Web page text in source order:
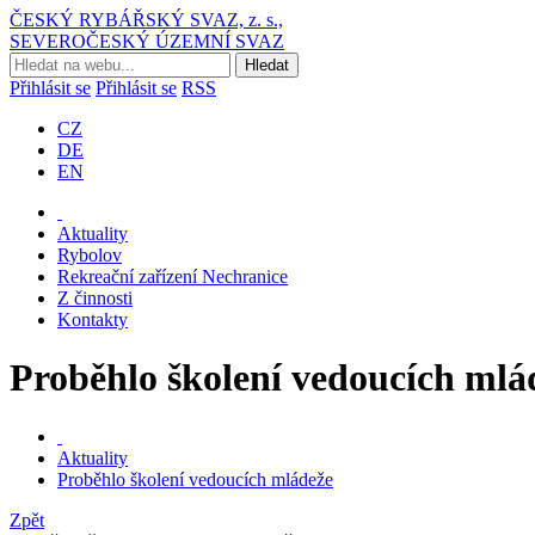
ČESKÝ RYBÁŘSKÝ SVAZ, z. s.,
SEVEROČESKÝ ÚZEMNÍ SVAZ
Přihlásit se Přihlásit se RSS
CZ
DE
EN
Aktuality
Rybolov
Rekreační zařízení Nechranice
Z činnosti
Kontakty
Proběhlo školení vedoucích
Aktuality
Proběhlo školení vedoucích mládeže
Zpět